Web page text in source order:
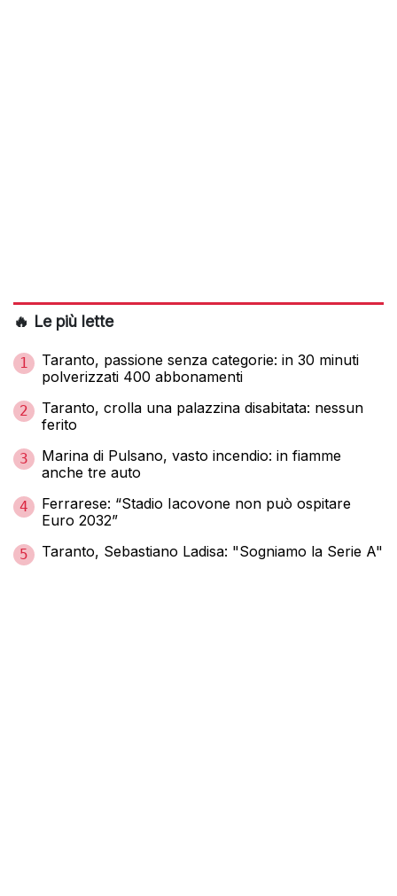
🔥 Le più lette
1
Taranto, passione senza categorie: in 30 minuti
polverizzati 400 abbonamenti
2
Taranto, crolla una palazzina disabitata: nessun
ferito
3
Marina di Pulsano, vasto incendio: in fiamme
anche tre auto
4
Ferrarese: “Stadio Iacovone non può ospitare
Euro 2032”
5 Taranto, Sebastiano Ladisa: "Sogniamo la Serie A"